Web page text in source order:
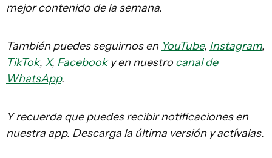
mejor contenido de la semana.
También puedes seguirnos en YouTube, Instagram,
TikTok, X, Facebooky en nuestro canal de
WhatsApp.
Y recuerda que puedes recibir notificaciones en
nuestra app. Descarga la última versión y actívalas.